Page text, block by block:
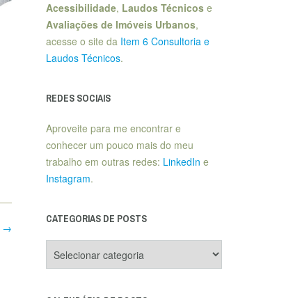
→
Acessibilidade, Laudos Técnicose
Avaliações de Imóveis Urbanos,
acesse o site da Item 6 Consultoria e
Laudos Técnicos.
REDES SOCIAIS
Aproveite para me encontrar e
conhecer um pouco mais do meu
trabalho em outras redes: LinkedIn e
Instagram.
CATEGORIAS DE POSTS
de